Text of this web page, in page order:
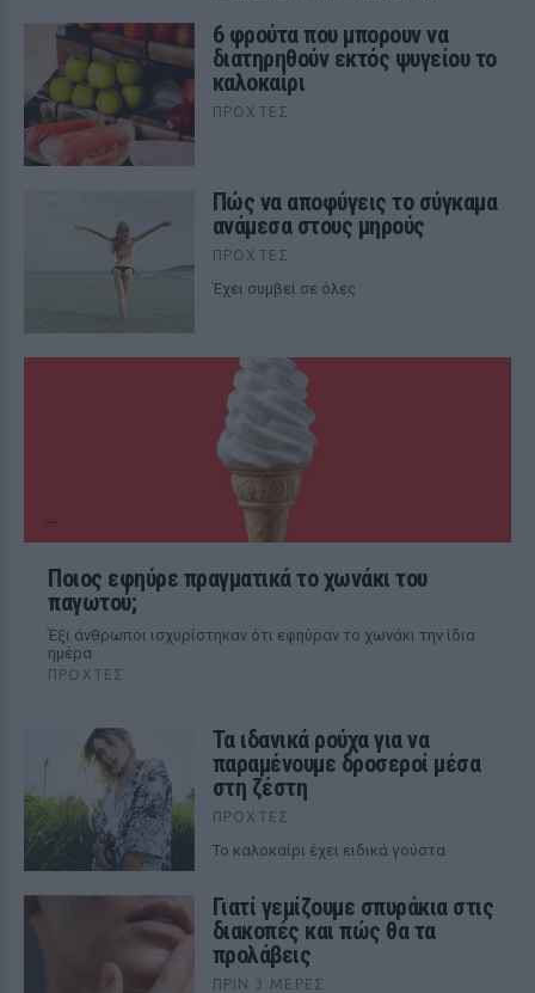
6 φρούτα που μπορουν να
διατηρηθούν εκτός ψυγείου το
καλοκαίρι
ΠΡΟΧΤΈΣ
Πώς να αποφύγεις το σύγκαμα
ανάμεσα στους μηρούς
ΠΡΟΧΤΈΣ
Έχει συμβεί σε όλες
Ποιος εφηύρε πραγματικά το χωνάκι του
παγωτού;
Έξι άνθρωποι ισχυρίστηκαν ότι εφηύραν το χωνάκι την ίδια
ημέρα
ΠΡΟΧΤΈΣ
Τα ιδανικά ρούχα για να
παραμένουμε δροσεροί μέσα
στη ζέστη
ΠΡΟΧΤΈΣ
To καλοκαίρι έχει ειδικά γούστα
Γιατί γεμίζουμε σπυράκια στις
διακοπές και πώς θα τα
προλάβεις
ΠΡΙΝ 3 ΜΈΡΕΣ